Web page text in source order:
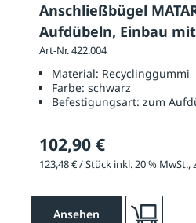
Anschließbügel
Aufdübeln, Einbau
Art-Nr. 422.004
Material: Recyclinggummi
Farbe: schwarz
Befestigungsart: zum
102,90 €
123,48 € / Stück inkl. 20 %
Ansehen